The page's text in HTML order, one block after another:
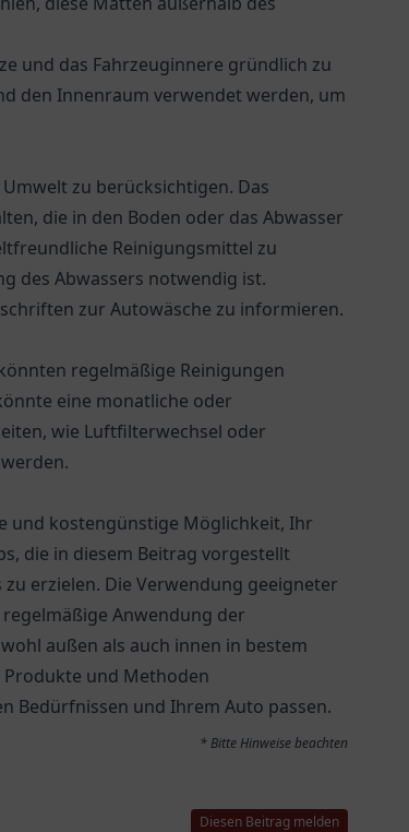
und das Fahrzeuginnere gründlich zu
den Innenraum verwendet werden, um
zu berücksichtigen. Das
die in den Boden oder das Abwasser
Reinigungsmittel zu
des Abwassers notwendig ist.
zur Autowäsche zu informieren.
regelmäßige Reinigungen
eine monatliche oder
wie Luftfilterwechsel oder
und kostengünstige Möglichkeit, Ihr
die in diesem Beitrag vorgestellt
erzielen. Die Verwendung geeigneter
Anwendung der
außen als auch innen in bestem
und Methoden
Bedürfnissen und Ihrem Auto passen.
* Bitte Hinweise beachten
Diesen Beitrag melden